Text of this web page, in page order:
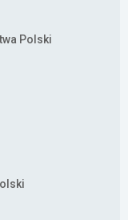
Polski